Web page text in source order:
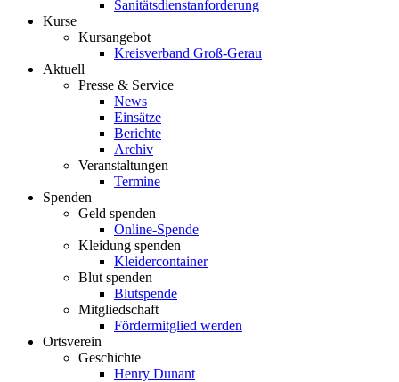
Sanitätsdienstanforderung
Kurse
Kursangebot
Kreisverband Groß-Gerau
Aktuell
Presse & Service
News
Einsätze
Berichte
Archiv
Veranstaltungen
Termine
Spenden
Geld spenden
Online-Spende
Kleidung spenden
Kleidercontainer
Blut spenden
Blutspende
Mitgliedschaft
Fördermitglied werden
Ortsverein
Geschichte
Henry Dunant